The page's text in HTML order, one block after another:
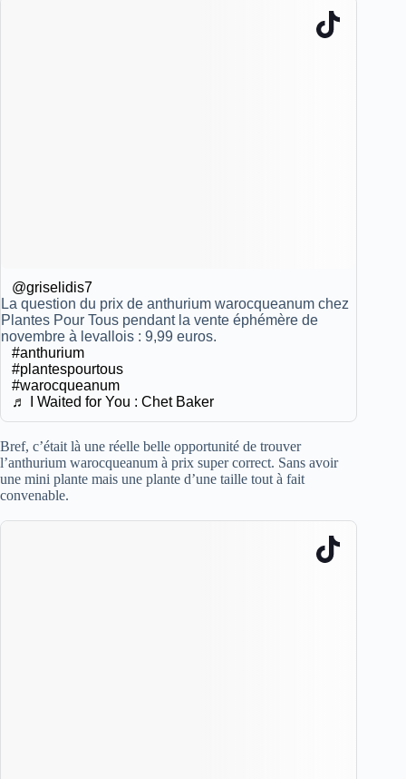
@griselidis7
La question du prix de anthurium warocqueanum chez
Plantes Pour Tous pendant la vente éphémère de
novembre à levallois : 9,99 euros.
#anthurium
#plantespourtous
#warocqueanum
♬ I Waited for You : Chet Baker
Bref, c’était là une réelle belle opportunité de trouver
l’anthurium warocqueanum à prix super correct. Sans avoir
une mini plante mais une plante d’une taille tout à fait
convenable.